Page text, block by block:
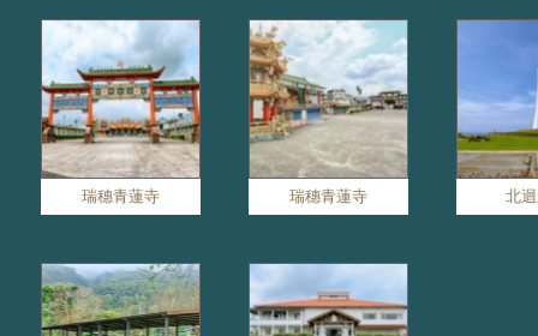
瑞穗青蓮寺 瑞穗青蓮寺 北